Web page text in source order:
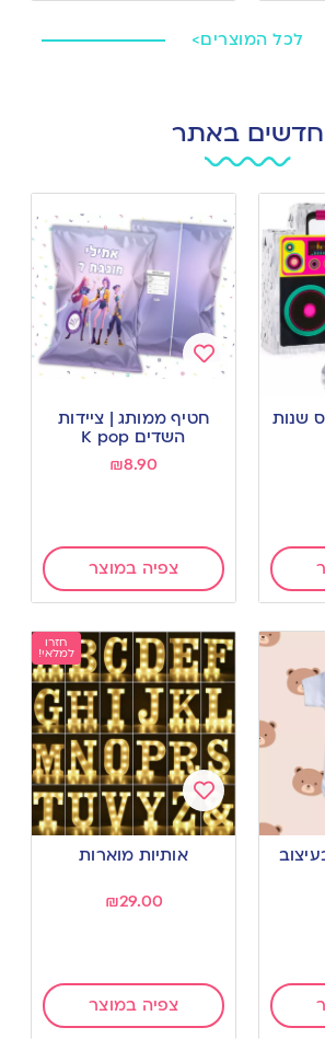
לכל המוצרים>
חדשים באתר
שנות
wishlist
חטיף ממותג | ציידות
השדים K pop
₪8.90
צפיה במוצר
חזרו
למלאי!
Add
wishlist
אותיות מוארות
₪29.00
צפיה במוצר